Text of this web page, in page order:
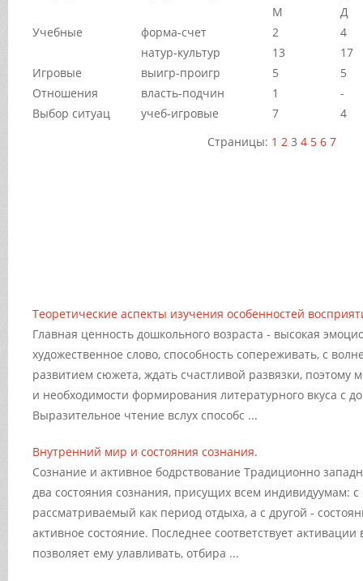
М
Д
Учебные
форма-счет 2
4
натур-культур
13
17
Игровые
выигр-проигр 5
5
Отношения
власть-подчин 1
-
Выбор ситуац
учеб-игровые 7
4
Страницы: 1 2 3 4 5 6 7
Теоретические аспекты изучения особенностей
Главная ценность дошкольного возраста - высокая
художественное слово, способность сопереживать, с
развитием сюжета, ждать счастливой развязки, поэтому
и необходимости формирования литературного вкуса с
Выразительное чтение вслух способс ...
Внутренний мир и состояния сознания.
Сознание и активное бодрствование Традиционно
два состояния сознания, присущих всем индивидуумам:
рассматриваемый как период отдыха, а с другой -
активное состояние. Последнее соответствует активации
позволяет ему улавливать, отбира ...